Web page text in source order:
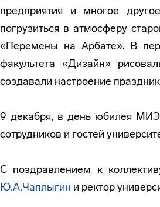
предприятия и многое
погрузиться в атмосферу
«Перемены на Арбате». В
факультета «Дизайн»
создавали настроение
9 декабря, в день юбилея
сотрудников и гостей
С поздравлением к
Ю.А.Чаплыгин и ректор